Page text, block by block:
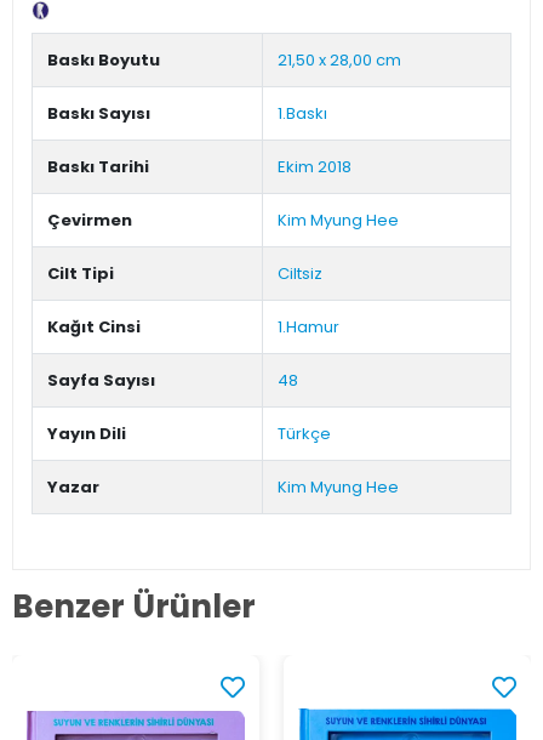
Baskı Boyutu 21,50 x 28,00 cm
Baskı Sayısı 1.Baskı
Baskı Tarihi Ekim 2018
Çevirmen Kim Myung Hee
Cilt Tipi Ciltsiz
Kağıt Cinsi 1.Hamur
Sayfa Sayısı 48
Yayın Dili Türkçe
Yazar Kim Myung Hee
Benzer Ürünler